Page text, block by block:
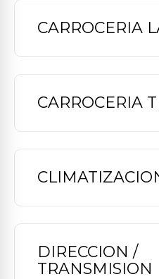
CARROCERIA
CARROCERIA
DIRECCION /
TRANSMISION